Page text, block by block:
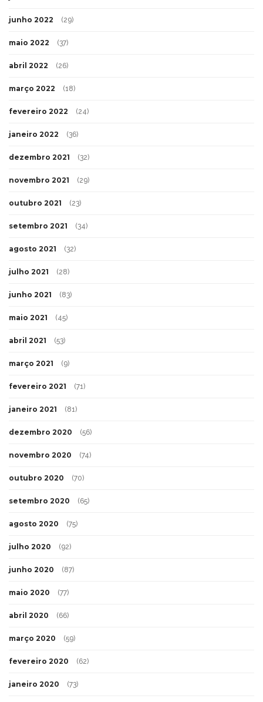
junho 2022 (29)
maio 2022 (37)
abril 2022 (26)
março 2022 (18)
fevereiro 2022 (24)
janeiro 2022 (36)
dezembro 2021 (32)
novembro 2021 (29)
outubro 2021 (23)
setembro 2021 (34)
agosto 2021 (32)
julho 2021 (28)
junho 2021 (83)
maio 2021 (45)
abril 2021 (53)
março 2021 (9)
fevereiro 2021 (71)
janeiro 2021 (81)
dezembro 2020 (56)
novembro 2020 (74)
outubro 2020 (70)
setembro 2020 (65)
agosto 2020 (75)
julho 2020 (92)
junho 2020 (87)
maio 2020 (77)
abril 2020 (66)
março 2020 (59)
fevereiro 2020 (62)
janeiro 2020 (73)